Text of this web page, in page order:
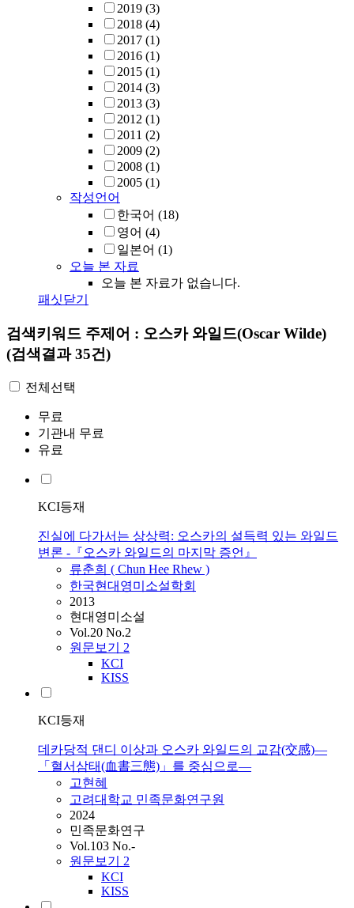
2019 (3)
2018 (4)
2017 (1)
2016 (1)
2015 (1)
2014 (3)
2013 (3)
2012 (1)
2011 (2)
2009 (2)
2008 (1)
2005 (1)
작성언어
한국어 (18)
영어 (4)
일본어 (1)
오늘 본 자료
오늘 본 자료가 없습니다.
패싯닫기
검색키워드 주제어 : 오스카 와일드(Oscar Wilde)
(검색결과 35건)
전체선택
무료
기관내 무료
유료
KCI등재
진실에 다가서는 상상력: 오스카의 설득력 있는 와일드
변론 -『오스카 와일드의 마지막 증언』
류춘희 ( Chun Hee Rhew )
한국현대영미소설학회
2013
현대영미소설
Vol.20 No.2
원문보기 2
KCI
KISS
KCI등재
데카당적 댄디 이상과 오스카 와일드의 교감(交感)—
「혈서삼태(血書三態)」를 중심으로—
고현혜
고려대학교 민족문화연구원
2024
민족문화연구
Vol.103 No.-
원문보기 2
KCI
KISS